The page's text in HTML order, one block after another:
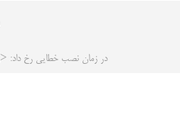
در زمان نصب خطایی رخ داد: <strong> </strong>